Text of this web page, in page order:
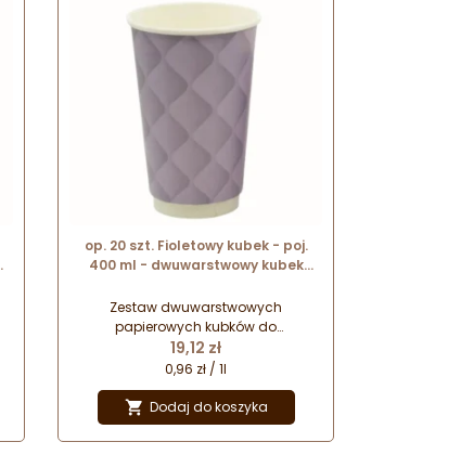
op. 20 szt. Fioletowy kubek - poj.
400 ml - dwuwarstwowy kubek
śr. 90 mm x wys. 133 mm
Zestaw dwuwarstwowych
papierowych kubków do
serwowania ciepłych i gorących
napojów na wynos. Starannie
pastelowych odcieniach.
Oryginalny wzór z trójwymiarowym
efektem wizualnym. Wykonane z
Cena
19,12 zł
0,96 zł / 1l
 Dodaj do koszyka